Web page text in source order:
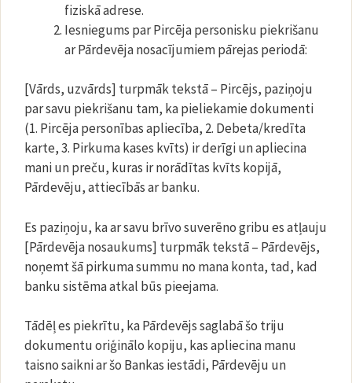
fiziskā adrese.
Iesniegums par Pircēja personisku piekrišanu
ar Pārdevēja nosacījumiem pārejas periodā:
[Vārds, uzvārds] turpmāk tekstā – Pircējs, paziņoju
par savu piekrišanu tam, ka pieliekamie dokumenti
(1. Pircēja personības apliecība, 2. Debeta/kredīta
karte, 3. Pirkuma kases kvīts) ir derīgi un apliecina
mani un preču, kuras ir norādītas kvīts kopijā,
Pārdevēju, attiecībās ar banku.
Es paziņoju, ka ar savu brīvo suverēno gribu es atļauju
[Pārdevēja nosaukums] turpmāk tekstā – Pārdevējs,
noņemt šā pirkuma summu no mana konta, tad, kad
banku sistēma atkal būs pieejama.
Tādēļ es piekrītu, ka Pārdevējs saglabā šo triju
dokumentu oriģinālo kopiju, kas apliecina manu
taisno saikni ar šo Bankas iestādi, Pārdevēju un